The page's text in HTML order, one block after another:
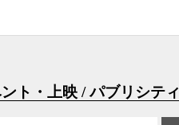
ト・上映 / パブリシティ